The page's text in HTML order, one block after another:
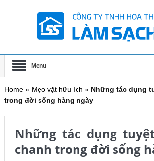
Menu
Home» Mẹo vặt hữu ích » Những tác dụng
trong đời sống hàng ngày
Những tác dụng
chanh trong đời sống